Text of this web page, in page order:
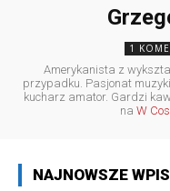
1
Amerykanista z
przypadku. Pasjonat
kucharz amator. Gardzi
na W
NAJNOWSZE